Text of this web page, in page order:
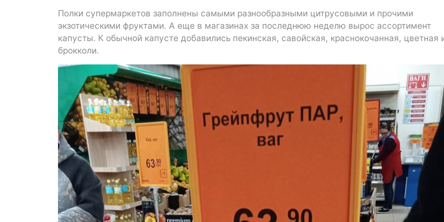
Полки супермаркетов заполнены самыми разнообразными цитрусовыми и прочими
экзотическими фруктами. А еще в магазинах за последнюю неделю вырос ассортимент
капусты. К обычной капусте добавились пекинская, савойская, краснокочанная, цветная
брокколи.